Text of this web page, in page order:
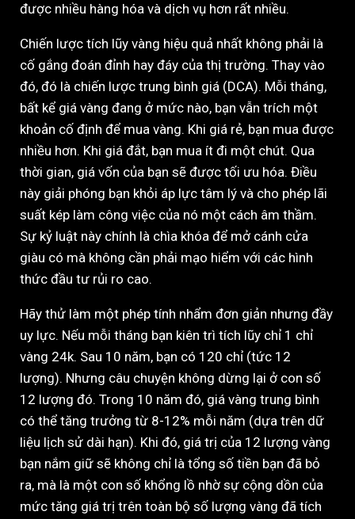
được nhiều hàng hóa và dịch vụ hơn rất nhiều.
Chiến lược tích lũy vàng hiệu quả nhất không phải là
cố gắng đoán đỉnh hay đáy của thị trường. Thay vào
đó, đó là chiến lược trung bình giá (DCA). Mỗi tháng,
bất kể giá vàng đang ở mức nào, bạn vẫn trích một
khoản cố định để mua vàng. Khi giá rẻ, bạn mua được
nhiều hơn. Khi giá đắt, bạn mua ít đi một chút. Qua
thời gian, giá vốn của bạn sẽ được tối ưu hóa. Điều
này giải phóng bạn khỏi áp lực tâm lý và cho phép lãi
suất kép làm công việc của nó một cách âm thầm.
Sự kỷ luật này chính là chìa khóa để mở cánh cửa
giàu có mà không cần phải mạo hiểm với các hình
thức đầu tư rủi ro cao.
Hãy thử làm một phép tính nhẩm đơn giản nhưng đầy
uy lực. Nếu mỗi tháng bạn kiên trì tích lũy chỉ 1 chỉ
vàng 24k. Sau 10 năm, bạn có 120 chỉ (tức 12
lượng). Nhưng câu chuyện không dừng lại ở con số
12 lượng đó. Trong 10 năm đó, giá vàng trung bình
có thể tăng trưởng từ 8-12% mỗi năm (dựa trên dữ
liệu lịch sử dài hạn). Khi đó, giá trị của 12 lượng vàng
bạn nắm giữ sẽ không chỉ là tổng số tiền bạn đã bỏ
ra, mà là một con số khổng lồ nhờ sự cộng dồn của
mức tăng giá trị trên toàn bộ số lượng vàng đã tích